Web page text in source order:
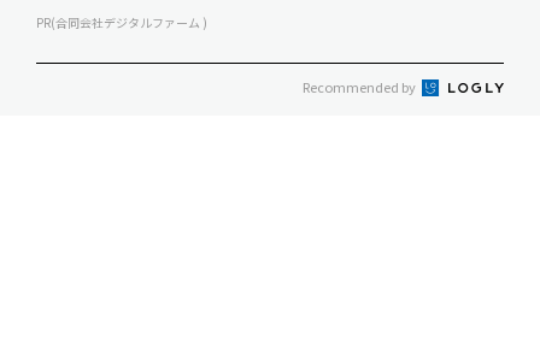
PR(合同会社デジタルファーム )
Recommended by